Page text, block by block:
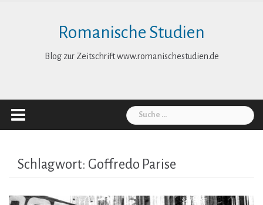
Romanische Studien
Blog zur Zeitschrift www.romanischestudien.de
Suche
nach:
Schlagwort: Goffredo Parise